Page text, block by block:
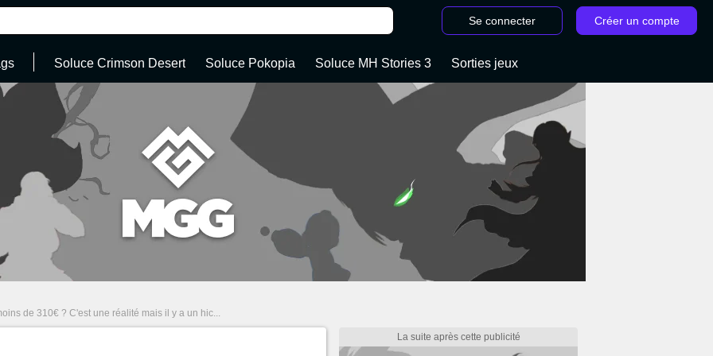
Se connecter Créer un compte
Soluce Crimson Desert Soluce Pokopia Soluce MH Stories 3 Sorties jeux
de 310€ ? C'est une réalité mais il y a un hic...